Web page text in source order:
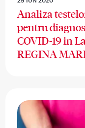
Analiza
pentru
COVID-19 in
REGINA